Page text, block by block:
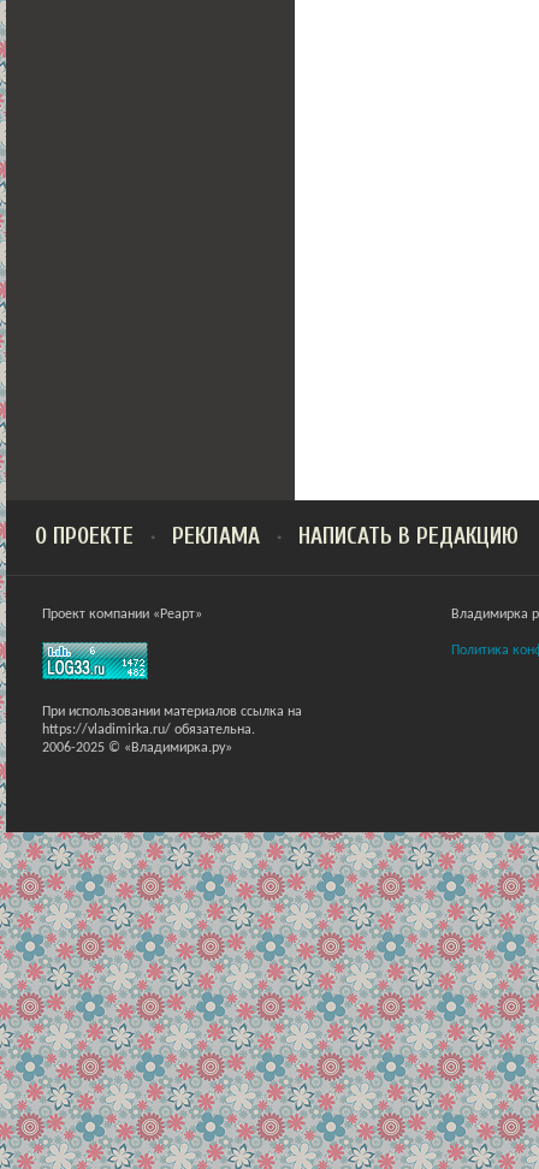
О ПРОЕКТЕ РЕКЛАМА НАПИСАТЬ В РЕДАКЦИЮ
Проект компании «Реарт»
При использовании материалов ссылка на
https://vladimirka.ru/ обязательна.
2006-2025 © «Владимирка.ру»
Владимирка
Политика